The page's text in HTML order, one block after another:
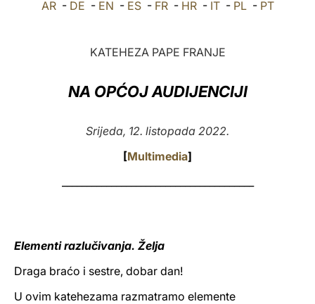
العربيّة
LATINE
AR- DE - EN - ES- FR- HR- IT- PL- PT
KATEHEZA PAPE FRANJE
NA OPĆOJ AUDIJENCIJI
Srijeda, 12. listopada 2022.
[Multimedia]
Elementi razlučivanja. Želja
Draga braćo i sestre, dobar dan!
U ovim katehezama razmatramo elemente